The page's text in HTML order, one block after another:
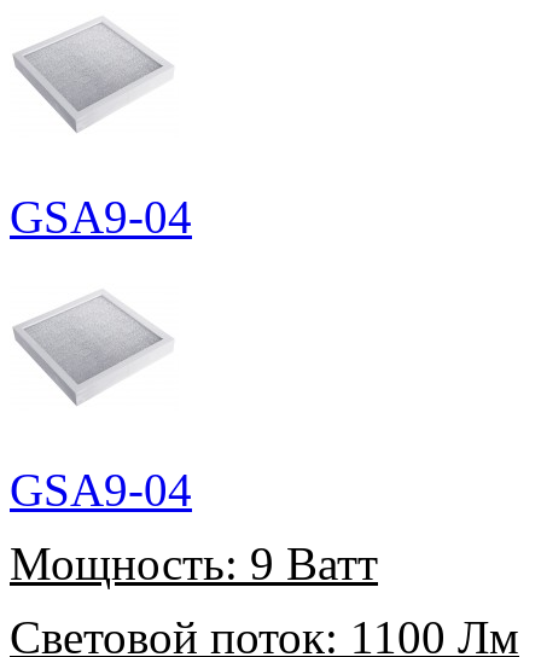
GSA9-04
GSA9-04
Мощность: 9 Ватт
Световой поток: 1100 Лм